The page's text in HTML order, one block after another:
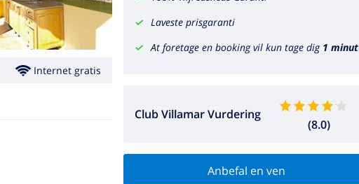
Laveste prisgaranti
At foretage en booking vil kun tage dig 1 minut
Club Villamar Vurdering
(8.0)
Anbefal en ven
Internet gratis